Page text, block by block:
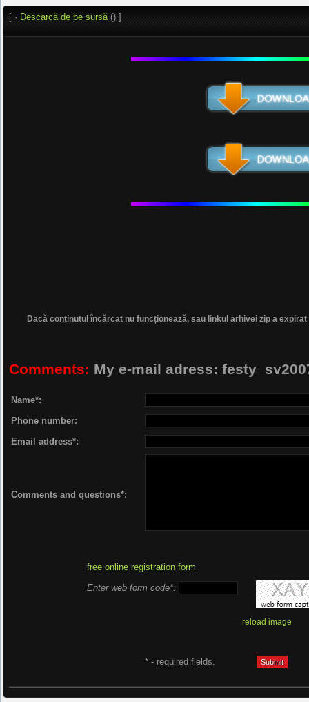
[ · Descarcă de pe sursă() ]
Dacă conținutul încărcat nu funcționează, sau linkul arhivei zip a
Comments: My e-mail adress:
Name*:
Phone number:
Email address*:
Comments and questions*:
free online registration form
Enter web form code*:
reload image
* - required fields.